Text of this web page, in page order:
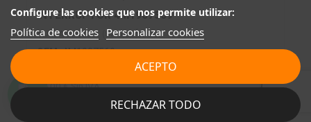
INTERRUPTOR 4M1907569
AUDI A4 AVANT (8W5) BÁSICO
OEM:4M1907569
12,00 € Sin IVA
14,52 € Con IVA
Configure las cookies que nos permite utilizar:
Política de cookies Personalizar cookies
RECHAZAR TODO
ACEPTO